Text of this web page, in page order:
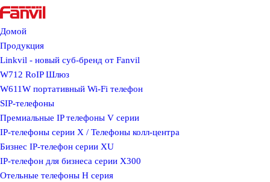
Домой
Продукция
Linkvil - новый суб-бренд от Fanvil
W712 RoIP Шлюз
W611W портативный Wi-Fi телефон
SIP-телефоны
Премиальные IP телефоны V серии
IP-телефоны серии X / Телефоны колл-центра
Бизнес IP-телефон серии XU
IP-телефон для бизнеса серии X300
Отельные телефоны H серия